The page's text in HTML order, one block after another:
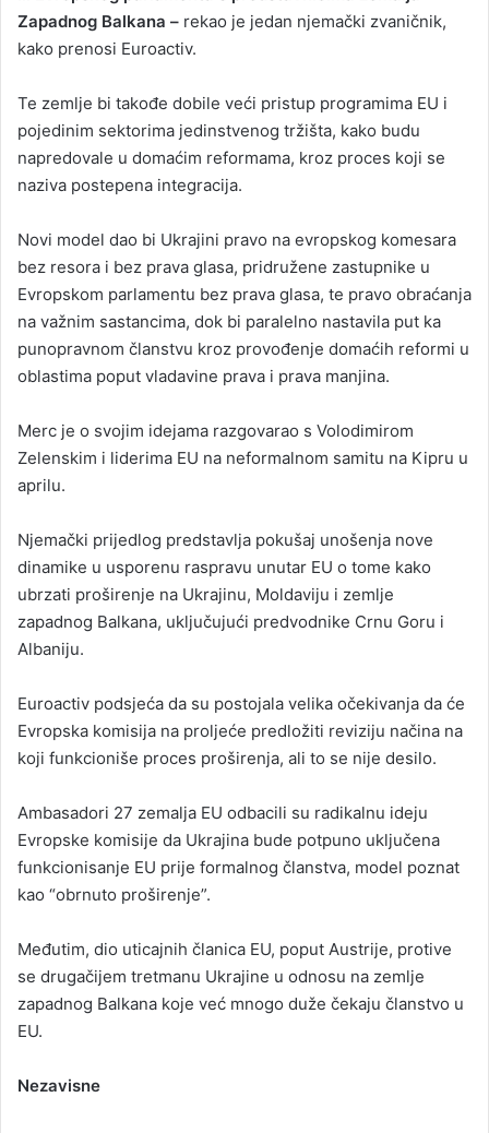
Zapadnog Balkana – rekao je jedan njemački zvaničnik,
kako prenosi Euroactiv.
Te zemlje bi takođe dobile veći pristup programima EU i
pojedinim sektorima jedinstvenog tržišta, kako budu
napredovale u domaćim reformama, kroz proces koji se
naziva postepena integracija.
Novi model dao bi Ukrajini pravo na evropskog komesara
bez resora i bez prava glasa, pridružene zastupnike u
Evropskom parlamentu bez prava glasa, te pravo obraćanja
na važnim sastancima, dok bi paralelno nastavila put ka
punopravnom članstvu kroz provođenje domaćih reformi u
oblastima poput vladavine prava i prava manjina.
Merc je o svojim idejama razgovarao s Volodimirom
Zelenskim i liderima EU na neformalnom samitu na Kipru u
aprilu.
Njemački prijedlog predstavlja pokušaj unošenja nove
dinamike u usporenu raspravu unutar EU o tome kako
ubrzati proširenje na Ukrajinu, Moldaviju i zemlje
zapadnog Balkana, uključujući predvodnike Crnu Goru i
Albaniju.
Euroactiv podsjeća da su postojala velika očekivanja da će
Evropska komisija na proljeće predložiti reviziju načina na
koji funkcioniše proces proširenja, ali to se nije desilo.
Ambasadori 27 zemalja EU odbacili su radikalnu ideju
Evropske komisije da Ukrajina bude potpuno uključena
funkcionisanje EU prije formalnog članstva, model poznat
kao “obrnuto proširenje”.
Međutim, dio uticajnih članica EU, poput Austrije, protive
se drugačijem tretmanu Ukrajine u odnosu na zemlje
zapadnog Balkana koje već mnogo duže čekaju članstvo u
EU.
Nezavisne